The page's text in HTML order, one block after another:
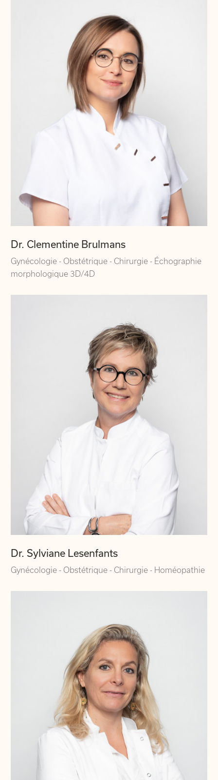
Dr. Clementine Brulmans
Gynécologie - Obstétrique - Chirurgie - Échographie
morphologique 3D/4D
Dr. Sylviane Lesenfants
Gynécologie - Obstétrique - Chirurgie - Homéopathie